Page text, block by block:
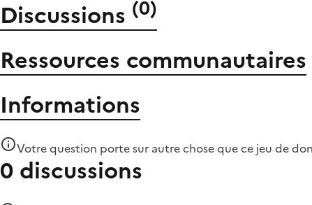
Discussions (0)
Ressources communautaires
Informations
Votre question porte sur autre chose quece jeu de
0 discussions